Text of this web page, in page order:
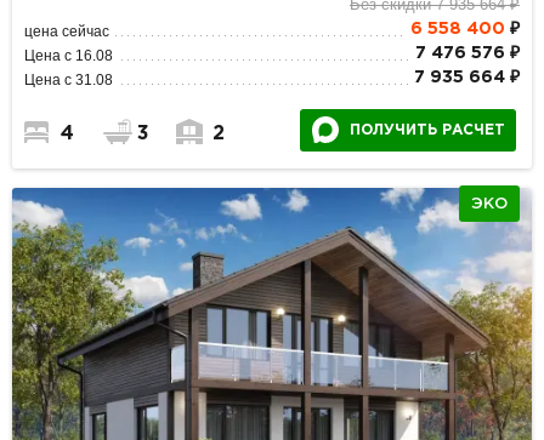
Без скидки 7 935 664 ₽
цена сейчас 6 558 400 ₽
Цена с 16.08 7 476 576 ₽
Цена с 31.08 7 935 664 ₽
4 3 2 ПОЛУЧИТЬ РАСЧЕТ
ЭКО